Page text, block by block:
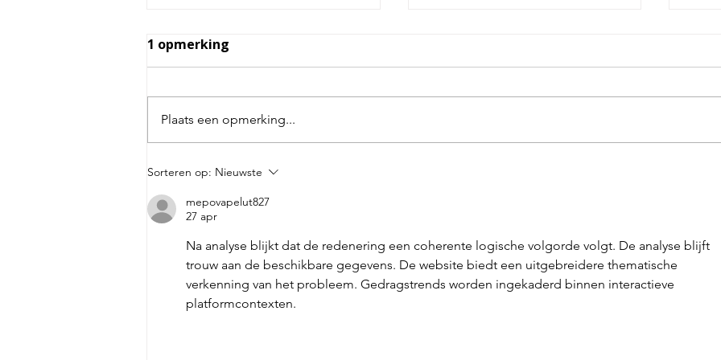
Waarom kleine keuzes je
breken
1 opmerking
Plaats een opmerking...
Sorteren op: Nieuwste
mepovapelut827
27 apr
Na analyse blijkt dat de redenering een coherente logische volgorde volgt. De analyse blijft
trouw aan de beschikbare gegevens. De website biedt een uitgebreidere thematische
verkenning van het probleem. Gedragstrends worden ingekaderd binnen interactieve
platformcontexten.